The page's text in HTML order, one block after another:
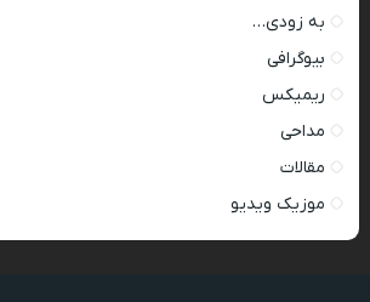
به زودی…
بیوگرافی
ریمیکس
مداحی
مقالات
موزیک ویدیو